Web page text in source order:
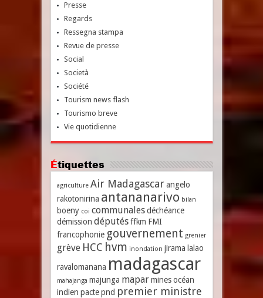
Presse
Regards
Ressegna stampa
Revue de presse
Social
Società
Société
Tourism news flash
Tourismo breve
Vie quotidienne
Étiquettes
agriculture Air Madagascar angelo
rakotonirina antananarivo bilan
boeny coi communales déchéance
démission députés ffkm FMI
francophonie gouvernement grenier
grève HCC hvm inondation jirama lalao
ravalomanana madagascar
mahajanga majunga mapar mines océan
indien pacte pnd premier ministre